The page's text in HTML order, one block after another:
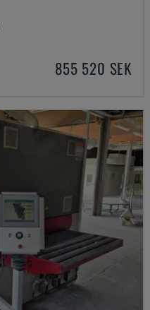
855 520 SEK